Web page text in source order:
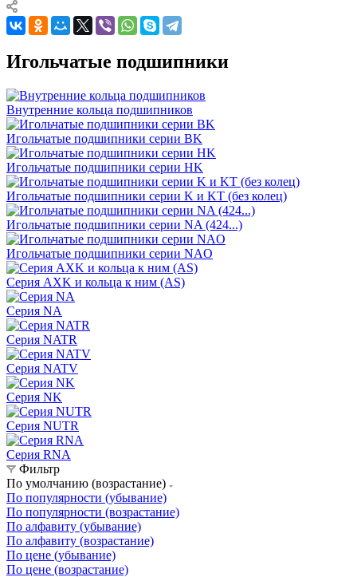
Игольчатые подшипники
Внутренние кольца подшипников
Игольчатые подшипники серии BK
Игольчатые подшипники серии HK
Игольчатые подшипники серии K и KT (без колец)
Игольчатые подшипники серии NA (424...)
Игольчатые подшипники серии NAO
Серия AXK и кольца к ним (AS)
Серия NA
Серия NATR
Серия NATV
Серия NK
Серия NUTR
Серия RNA
Фильтр
По умолчанию (возрастание)
По популярности (убывание)
По популярности (возрастание)
По алфавиту (убывание)
По алфавиту (возрастание)
По цене (убывание)
По цене (возрастание)